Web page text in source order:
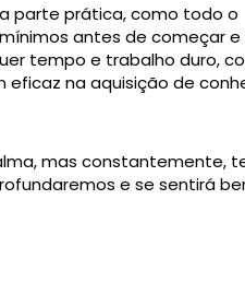
parte prática, como todo o
antes de começar e
tempo e trabalho duro,
na aquisição de
mas constantemente,
e se sentirá